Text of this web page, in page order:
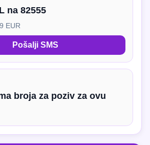
na 82555
EUR
Pošalji SMS
broja za poziv za ovu